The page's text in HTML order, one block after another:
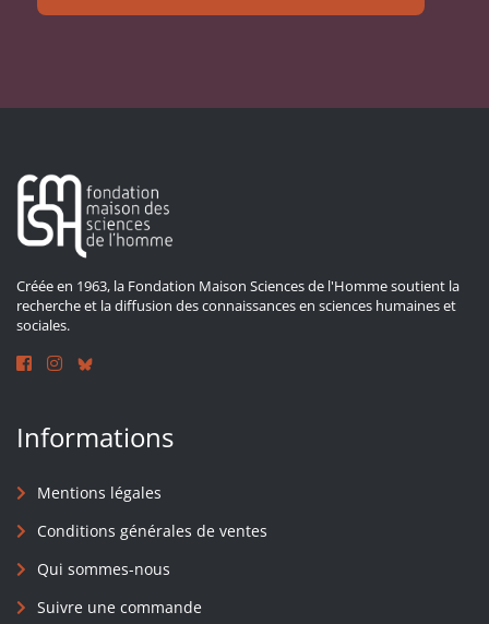
Créée en 1963, la Fondation Maison Sciences de l'Homme soutient la
recherche et la diffusion des connaissances en sciences humaines et
sociales.
Informations
Mentions légales
Conditions générales de ventes
Qui sommes-nous
Suivre une commande